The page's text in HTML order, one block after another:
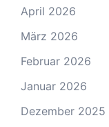
April 2026
März 2026
Februar 2026
Januar 2026
Dezember 2025